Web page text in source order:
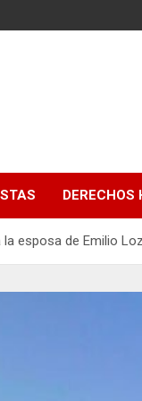
DERECHOS
esposa de Emilio